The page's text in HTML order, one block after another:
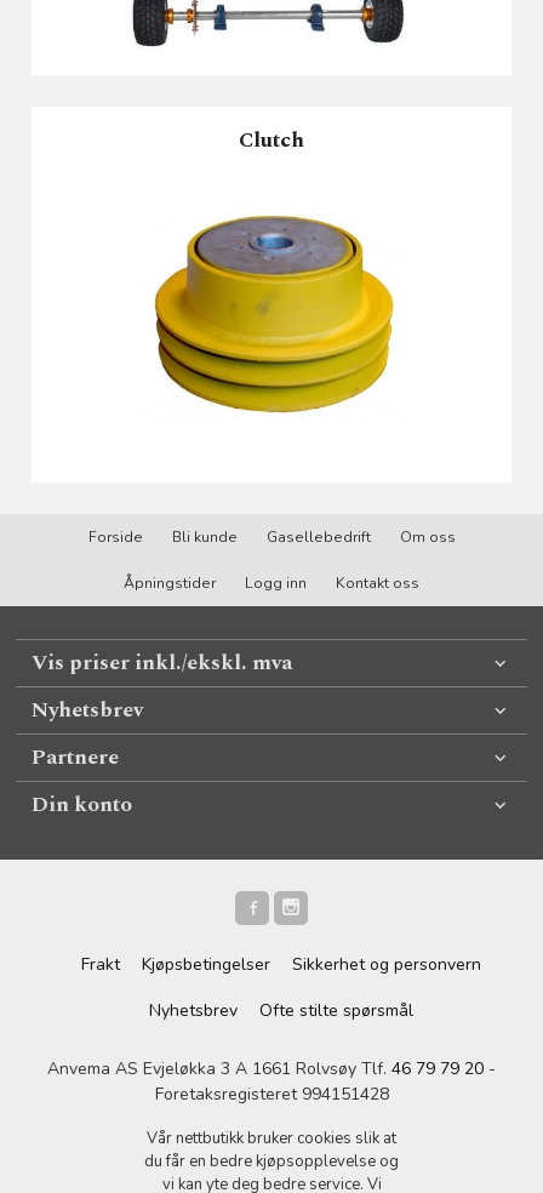
Clutch
Forside Bli kunde Gasellebedrift Om oss
Åpningstider Logg inn Kontakt oss
Vis priser inkl./ekskl. mva
Nyhetsbrev
Partnere
Din konto
Frakt Kjøpsbetingelser
Sikkerhet og personvern
Nyhetsbrev
Ofte stilte spørsmål
Anvema AS Evjeløkka 3 A 1661 Rolvsøy Tlf. 46 79 79 20 -
Foretaksregisteret 994151428
Vår nettbutikk bruker cookies slik at
du får en bedre kjøpsopplevelse og
vi kan yte deg bedre service. Vi